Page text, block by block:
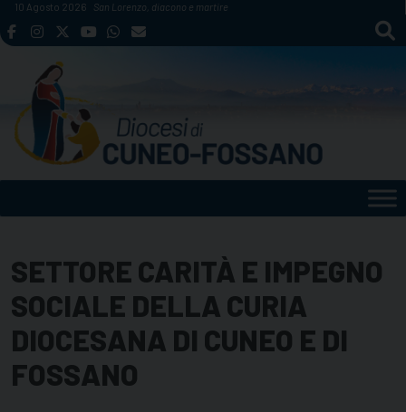
Skip
to
10 Agosto 2026 San Lorenzo, diacono e martire
SETTORE CARITÀ E IMPEGNO
SOCIALE DELLA CURIA
DIOCESANA DI CUNEO E DI
FOSSANO